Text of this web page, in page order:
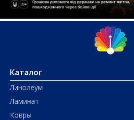
Каталог
Линолеум
Ламинат
Ковры